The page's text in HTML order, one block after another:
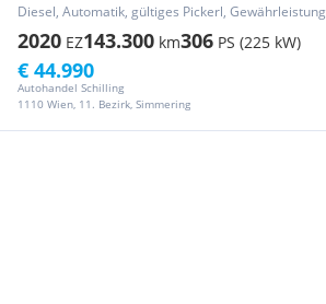
Diesel, Automatik, gültiges Pickerl, Gewährleistung
2020 EZ143.300 km306 PS (225 kW)
Autohandel Schilling
1110 Wien, 11. Bezirk, Simmering
€ 44.990